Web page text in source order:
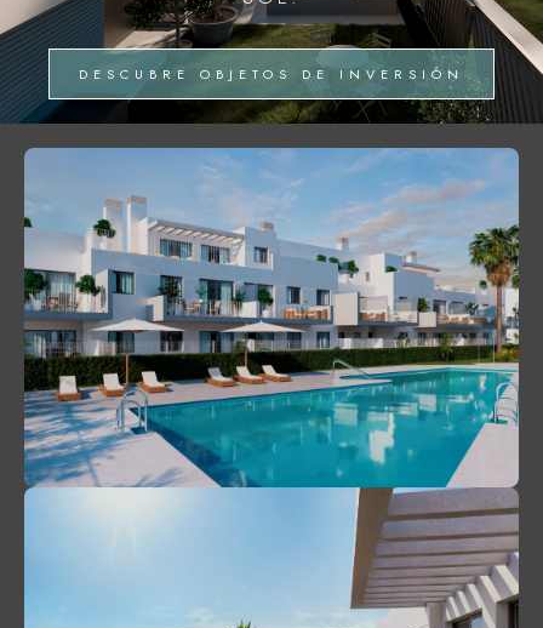
DESCUBRE OBJETOS DE INVERSIÓN